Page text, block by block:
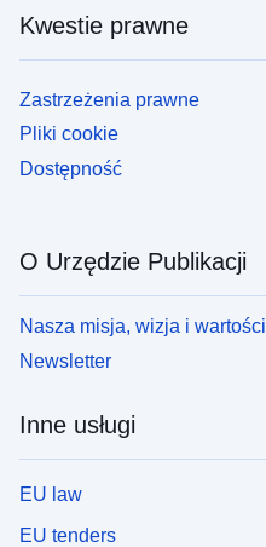
Kwestie prawne
Zastrzeżenia prawne
Pliki cookie
Dostępność
O Urzędzie Publikacji
Nasza misja, wizja i wartości
Newsletter
Inne usługi
EU law
EU tenders